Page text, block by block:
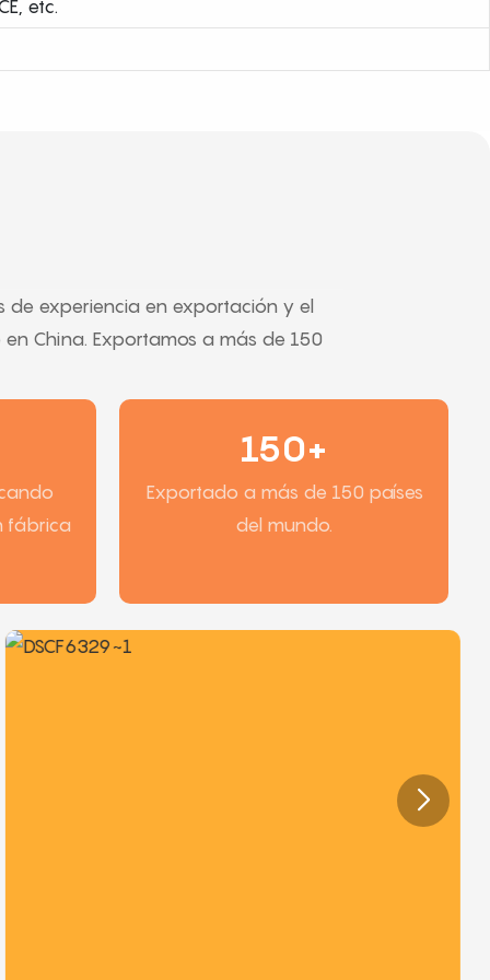
etc.
experiencia en exportación y el
China. Exportamos a más de 150
fábrica
150+
Exportado a más de 150 países
del mundo.